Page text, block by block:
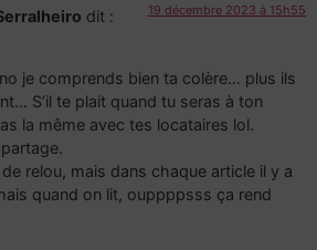
dit : 19 décembre 2023 à 15h55
je comprends bien ta colère… plus ils
S’il te plait quand tu seras à ton
la même avec tes locataires lol.
relou, mais dans chaque article il y a
quand on lit, ouppppsss ça rend